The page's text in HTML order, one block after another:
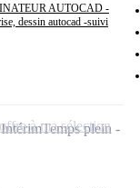
AUTOCAD -
dessin autocad -suivi
IntérimTemps plein
à ma sélection